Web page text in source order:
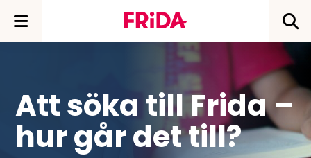
Att söka till Frida –
hur går det till?